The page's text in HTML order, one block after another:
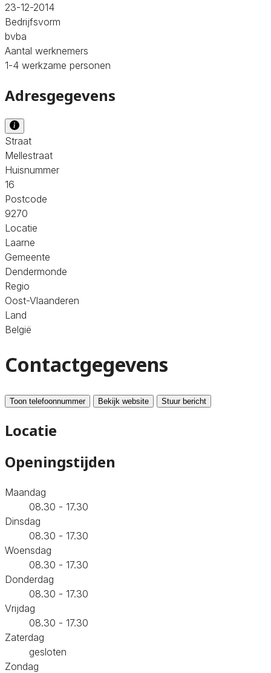
23-12-2014
Bedrijfsvorm
bvba
Aantal werknemers
1-4 werkzame personen
Adresgegevens
Straat
Mellestraat
Huisnummer
16
Postcode
9270
Locatie
Laarne
Gemeente
Dendermonde
Regio
Oost-Vlaanderen
Land
België
Contactgegevens
Toon telefoonnummer Bekijk website Stuur bericht
Locatie
Openingstijden
Maandag
08.30 - 17.30
Dinsdag
08.30 - 17.30
Woensdag
08.30 - 17.30
Donderdag
08.30 - 17.30
Vrijdag
08.30 - 17.30
Zaterdag
gesloten
Zondag